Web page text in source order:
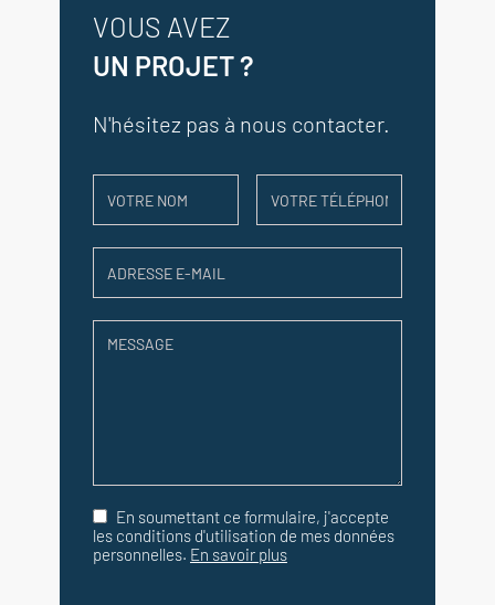
VOUS AVEZ
UN PROJET ?
N'hésitez pas à nous contacter.
En soumettant ce formulaire, j'accepte
les conditions d'utilisation de mes données
personnelles. En savoir plus